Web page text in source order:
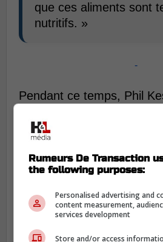
que ces aliments sont
nutritifs. »
-
Pendant ce temps, Phil
Ovechkin
siens, à Washington.
Crédit:Let's Go Habs
Rumeurs De Transaction
the following purposes:
Personalised advertising and
content measurement,
services development
Store and/or access